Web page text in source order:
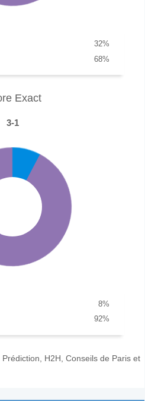
%
32
%
68
Exact
3-1
%
8
%
92
H2H, Conseils de Paris et